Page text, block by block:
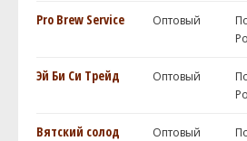
Pro Brew Service Оптовый
Эй Би Си Трейд Оптовый
Вятский солод Оптовый